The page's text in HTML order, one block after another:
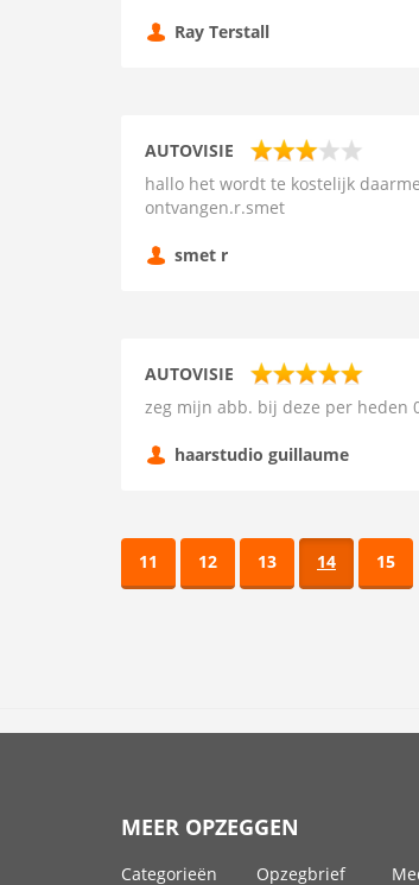
Ray Terstall
AUTOVISIE
hallo het wordt te kostelijk
ontvangen.r.smet
smet r
AUTOVISIE
zeg mijn abb. bij deze per heden
haarstudio guillaume
11 12 13 14 15
MEER OPZEGGEN
Categorieën Opzegbrief